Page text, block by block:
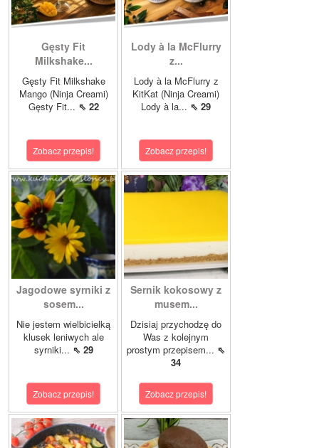
Gęsty Fit
Milkshake...
Gęsty Fit Milkshake
Mango (Ninja Creami)
Gęsty Fit... ⇖ 22
Zobacz przepis!
Lody à la McFlurry
z...
Lody à la McFlurry z
KitKat (Ninja Creami)
Lody à la... ⇖ 29
Zobacz przepis!
Jagodowe syrniki z
sosem...
Nie jestem wielbicielką
klusek leniwych ale
syrniki... ⇖ 29
Zobacz przepis!
Sernik kokosowy z
musem...
Dzisiaj przychodzę do
Was z kolejnym
prostym przepisem... ⇖
34
Zobacz przepis!